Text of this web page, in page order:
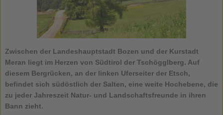
Zwischen der Landeshauptstadt Bozen und der Kurstadt
Meran liegt im Herzen von Südtirol der Tschögglberg. Auf
diesem Bergrücken, an der linken Uferseiter der Etsch,
befindet sich südöstlich der Salten, eine weite Hochebene, die
zu jeder Jahreszeit Natur- und Landschaftsfreunde in ihren
Bann zieht.